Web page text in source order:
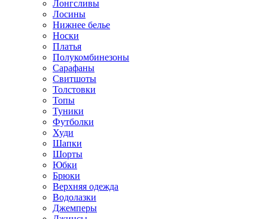
Лонгсливы
Лосины
Нижнее белье
Носки
Платья
Полукомбинезоны
Сарафаны
Свитшоты
Толстовки
Топы
Туники
Футболки
Худи
Шапки
Шорты
Юбки
Брюки
Верхняя одежда
Водолазки
Джемперы